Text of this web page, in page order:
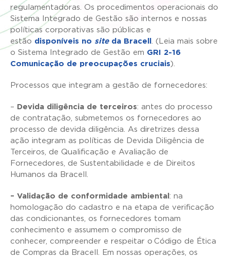
regulamentadoras. Os procedimentos operacionais do
Sistema Integrado de Gestão são internos e nossas
políticas corporativas são públicas e
estão disponíveis no siteda Bracell
. (Leia mais sobre
o Sistema Integrado de Gestão em GRI 2-16
Comunicação de preocupações cruciais).
Processos que integram a gestão de fornecedores:
– Devida diligência de terceiros: antes do processo
de contratação, submetemos os fornecedores ao
processo de devida diligência. As diretrizes dessa
ação integram as políticas de Devida Diligência de
Terceiros, de Qualificação e Avaliação de
Fornecedores, de Sustentabilidade e de Direitos
Humanos da Bracell.
– Validação de conformidade ambiental : na
homologação do cadastro e na etapa de verificação
das condicionantes, os fornecedores tomam
conhecimento e assumem o compromisso de
conhecer, compreender e respeitar o Código de Ética
de Compras da Bracell. Em nossas operações, os